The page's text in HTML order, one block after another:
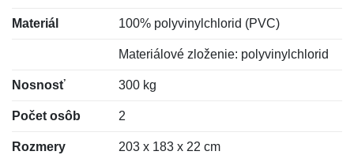
Materiál 100% polyvinylchlorid (PVC)
Materiálové zloženie: polyvinylchlorid
Nosnosť 300 kg
Počet osôb 2
Rozmery 203 x 183 x 22 cm